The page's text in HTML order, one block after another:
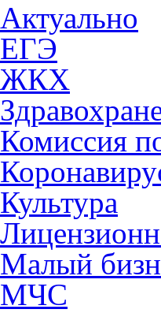
Актуально
ЕГЭ
ЖКХ
Комиссия
Культура
Малый
МЧС